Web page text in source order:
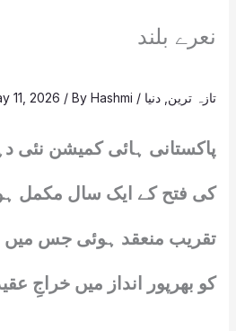
نعرے بلند
تازہ ترین دنیا /
11, 2026 / ByHashmi
پاکستانی ہائی کمیشن نئی
کی فتح کے ایک سال مکمل
تقریب منعقد ہوئی جس میں
کو بھرپور انداز میں خراجِ